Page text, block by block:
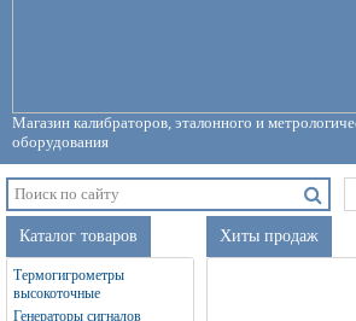
Магазин калибраторов, эталонного и
оборудования
Каталог товаров
Термогигрометры
высокоточные
Генераторы сигналов
Хиты продаж